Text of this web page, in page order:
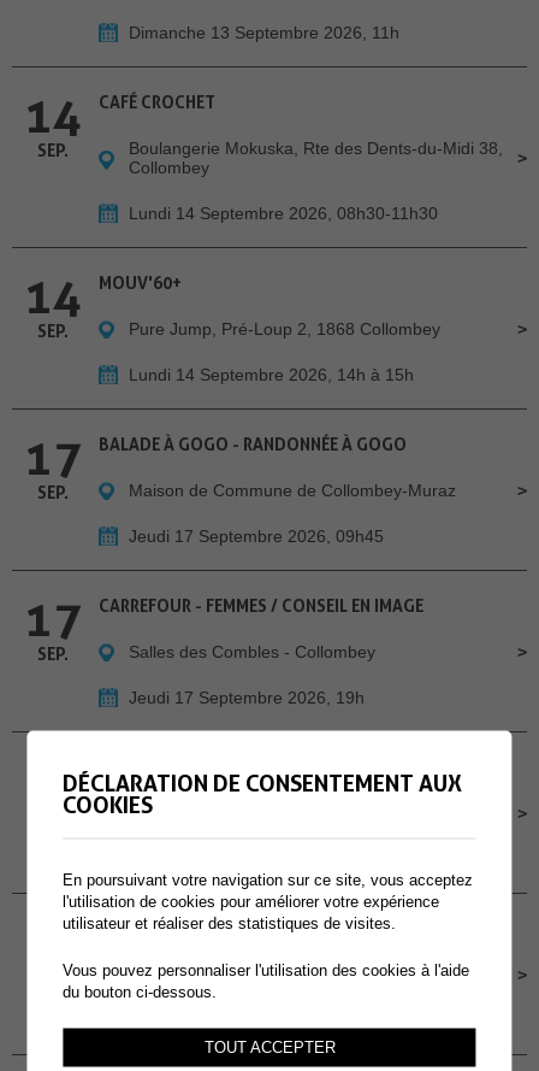
Dimanche 13 Septembre 2026, 11h
14
SEP.
CAFÉ CROCHET
Boulangerie Mokuska, Rte des Dents-du-Midi 38,
Collombey
Lundi 14 Septembre 2026, 08h30-11h30
14
SEP.
MOUV'60+
Pure Jump, Pré-Loup 2, 1868 Collombey
Lundi 14 Septembre 2026, 14h à 15h
17
SEP.
BALADE À GOGO - RANDONNÉE À GOGO
Maison de Commune de Collombey-Muraz
Jeudi 17 Septembre 2026, 09h45
17
SEP.
CARREFOUR - FEMMES / CONSEIL EN IMAGE
Salles des Combles - Collombey
Jeudi 17 Septembre 2026, 19h
18
SEP. Cour de l'école primaire de Muraz
19
SEP.
CONCOURS POMPIERS PROTECTION RESPIRATOIRE
Site des Perraires
DÉCLARATION DE CONSENTEMENT AUX
COOKIES
En poursuivant votre navigation sur ce site, vous acceptez
l'utilisation de cookies pour améliorer votre expérience
utilisateur et réaliser des statistiques de visites.
Vous pouvez personnaliser l'utilisation des cookies à l'aide
du bouton ci-dessous.
TOUT ACCEPTER